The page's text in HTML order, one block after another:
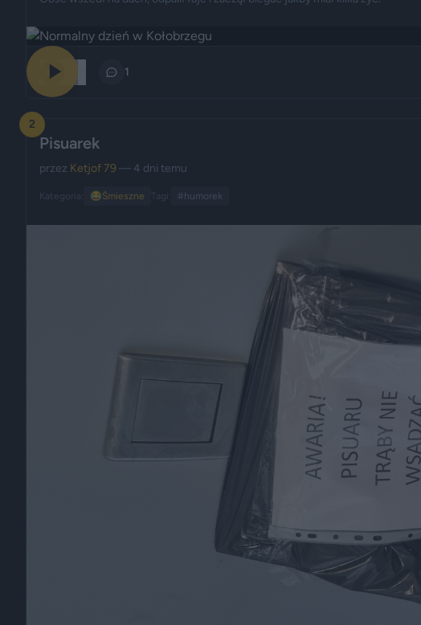
1
2
Pisuarek
przez Ketjof 79 — 4 dni temu
Kategoria: 😂Śmieszne Tagi: #humorek